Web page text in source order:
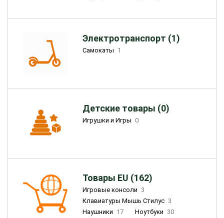
Электротранспорт (1)
Самокаты 1
Детские товары (0)
Игрушки и Игры 0
Товары EU (162)
Игровые консоли 3
Клавиатуры Мышь Стилус 3
Наушники 17 Ноутбуки 30